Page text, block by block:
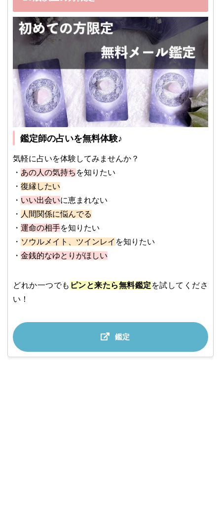
鑑定師の占いを無料体験♪
気軽に占いを体験してみませんか？
・ あの人の気持ち を知りたい
・ 復縁したい
・ いい出会いに恵まれない
・ 人間関係に悩んでる
・ 運命の相手を知りたい
・ ソウルメイト、ツインレイ を知りたい
・ 金銭的なゆとりがほしい
どれか一つでも ピンと来たら無料鑑定 を試してくださ
い！
鑑定